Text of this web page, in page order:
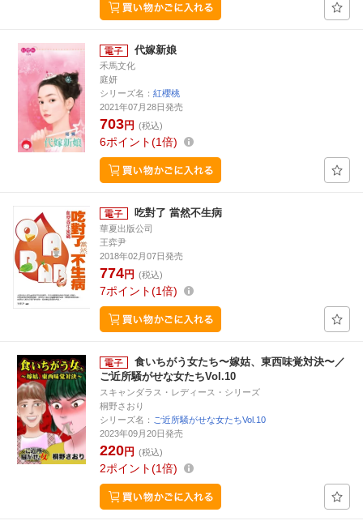
代嫁新娘
禾馬文化
庭妍
シリーズ名： 紅櫻桃
2021年07月28日発売
703円 (税込)
6ポイント 1倍
吃對了 當然不生病
華夏出版公司
王弈尹
2018年02月07日発売
774円 (税込)
7ポイント 1倍
食いちがう女たち〜嫁姑、東西味覚対決〜／
ご近所騒がせな女たちVol.10
スキャンダラス・レディース・シリーズ
桐野さおり
シリーズ名： ご近所騒がせな女たちVol.10
2023年09月20日発売
220円 (税込)
2ポイント 1倍